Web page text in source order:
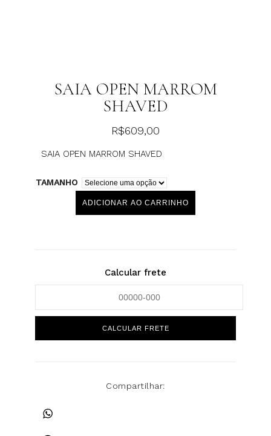
SAIA OPEN MARROM
SHAVED
R$609,00
SAIA OPEN MARROM SHAVED
TAMANHO
ADICIONAR AO CARRINHO
Calcular frete
Compartilhar: